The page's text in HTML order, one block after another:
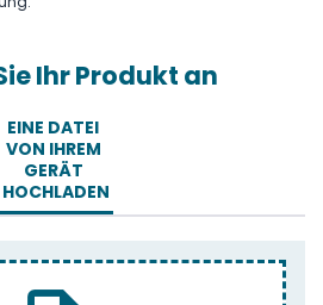
Ihr Produkt an
EINE DATEI
VON IHREM
GERÄT
HOCHLADEN